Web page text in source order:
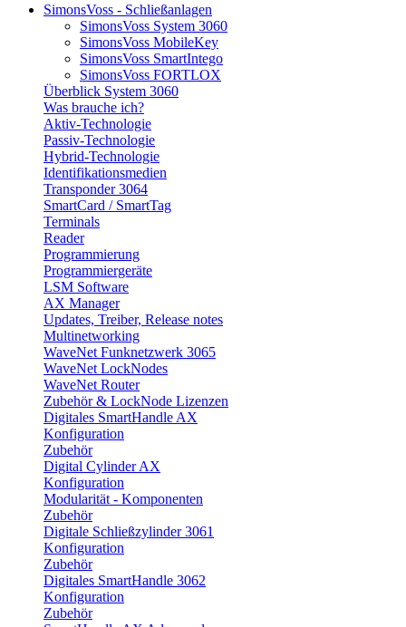
SimonsVoss - Schließanlagen
SimonsVoss System 3060
SimonsVoss MobileKey
SimonsVoss SmartIntego
SimonsVoss FORTLOX
Überblick System 3060
Was brauche ich?
Aktiv-Technologie
Passiv-Technologie
Hybrid-Technologie
Identifikationsmedien
Transponder 3064
SmartCard / SmartTag
Terminals
Reader
Programmierung
Programmiergeräte
LSM Software
AX Manager
Updates, Treiber, Release notes
Multinetworking
WaveNet Funknetzwerk 3065
WaveNet LockNodes
WaveNet Router
Zubehör & LockNode Lizenzen
Digitales SmartHandle AX
Konfiguration
Zubehör
Digital Cylinder AX
Konfiguration
Modularität - Komponenten
Zubehör
Digitale Schließzylinder 3061
Konfiguration
Zubehör
Digitales SmartHandle 3062
Konfiguration
Zubehör